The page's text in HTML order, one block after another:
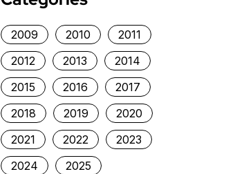
2009 2010
2011
2012
2013
2014
2015
2016
2017
2018
2019
2020
2021
2022
2023
2024
2025